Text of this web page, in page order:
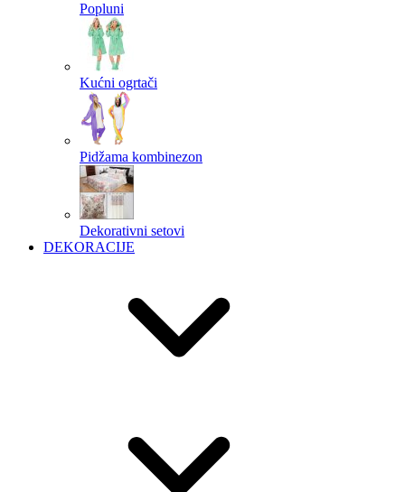
Popluni
Kućni ogrtači
Pidžama kombinezon
Dekorativni setovi
DEKORACIJE